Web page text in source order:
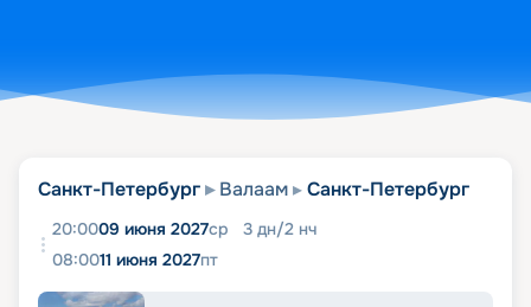
Санкт-Петербург Валаам Санкт-Петербург
20:0009 июня 2027ср 3 дн/2 нч
08:0011 июня 2027пт